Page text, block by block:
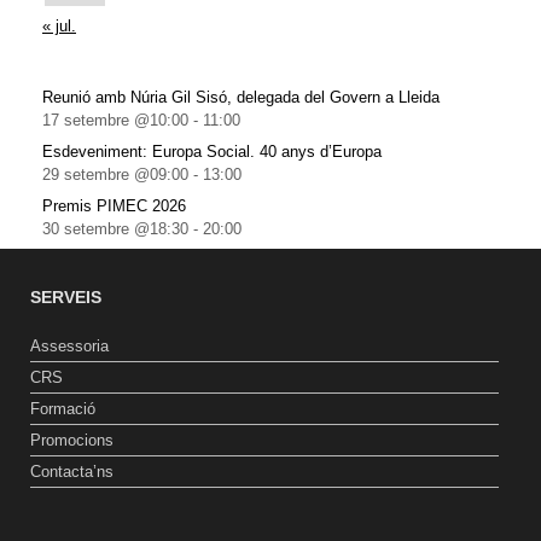
« jul.
Reunió amb Núria Gil Sisó, delegada del Govern a Lleida
17 setembre @10:00 - 11:00
Esdeveniment: Europa Social. 40 anys d’Europa
29 setembre @09:00 - 13:00
Premis PIMEC 2026
30 setembre @18:30 - 20:00
SERVEIS
Assessoria
CRS
Formació
Promocions
Contacta’ns